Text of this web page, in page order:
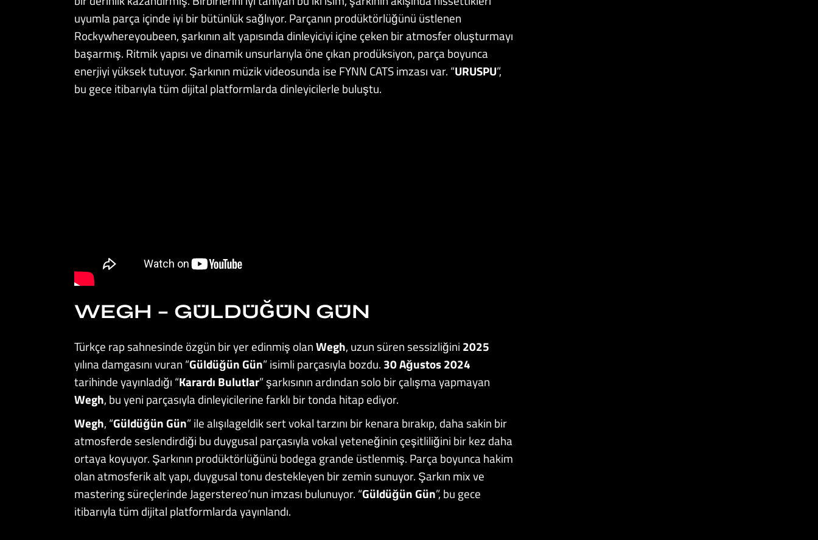
uyumla parça içinde iyi bir bütünlük sağlıyor. Parçanın prodüktörlüğünü üstlenen
Rockywhereyoubeen, şarkının alt yapısında dinleyiciyi içine çeken bir atmosfer oluşturmayı
başarmış. Ritmik yapısı ve dinamik unsurlarıyla öne çıkan prodüksiyon, parça boyunca
enerjiyi yüksek tutuyor. Şarkının müzik videosunda ise FYNN CATS imzası var. “URUSPU”,
bu gece itibarıyla tüm dijital platformlarda dinleyicilerle buluştu.
WEGH – GÜLDÜĞÜN GÜN
Türkçe rap sahnesinde özgün bir yer edinmiş olanWegh, uzun süren sessizliğini 2025
yılına damgasını vuran “Güldüğün Gün” isimli parçasıyla bozdu. 30 Ağustos 2024
tarihinde yayınladığı “Karardı Bulutlar” şarkısının ardından solo bir çalışma yapmayan
Wegh, bu yeni parçasıyla dinleyicilerine farklı bir tonda hitap ediyor.
Wegh, “GüldüğünGün” ile alışılageldik sert vokal tarzını bir kenara bırakıp, daha sakin bir
atmosferde seslendirdiği bu duygusal parçasıyla vokal yeteneğinin çeşitliliğini bir kez daha
ortaya koyuyor. Şarkının prodüktörlüğünü bodega grande üstlenmiş. Parça boyunca hakim
olan atmosferik alt yapı, duygusal tonu destekleyen bir zemin sunuyor. Şarkın mix ve
mastering süreçlerinde Jagerstereo’nun imzası bulunuyor. “GüldüğünGün”, bu gece
itibarıyla tüm dijital platformlarda yayınlandı.